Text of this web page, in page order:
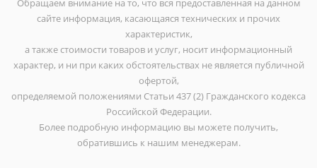
Обращаем внимание на то, что вся предоставленная на данном
сайте информация, касающаяся технических и прочих
характеристик,
а также стоимости товаров и услуг, носит информационный
характер, и ни при каких обстоятельствах не является публичной
офертой,
определяемой положениями Статьи 437 (2) Гражданского кодекса
Российской Федерации.
Более подробную информацию вы можете получить,
обратившись к нашим менеджерам.